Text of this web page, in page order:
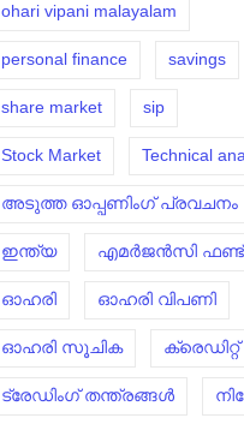
ohari vipani malayalam
personal finance savings
share market sip
Stock Market Technical
അടുത്ത ഓപ്പണിംഗ് പ്രവചനം
ഇന്ത്യ എമർജൻസി ഫണ്ട്
ഓഹരി ഓഹരി വിപണി
ഓഹരി സൂചിക
ട്രേഡിംഗ് തന്ത്രങ്ങൾ